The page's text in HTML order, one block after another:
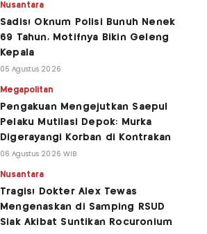
Nusantara
Sadis! Oknum Polisi Bunuh Nenek
69 Tahun, Motifnya Bikin Geleng
Kepala
05 Agustus 2026
Megapolitan
Pengakuan Mengejutkan Saepul
Pelaku Mutilasi Depok: Murka
Digerayangi Korban di Kontrakan
06 Agustus 2026 WIB
Nusantara
Tragis! Dokter Alex Tewas
Mengenaskan di Samping RSUD
Siak Akibat Suntikan Rocuronium